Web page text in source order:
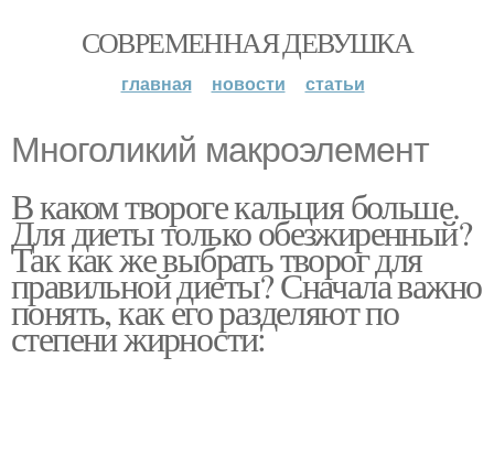
СОВРЕМЕННАЯ ДЕВУШКА
главная новости статьи
Многоликий макроэлемент
В каком твороге кальция больше.
Для диеты только обезжиренный?
Так как же выбрать творог для
правильной диеты? Сначала важно
понять, как его разделяют по
степени жирности: